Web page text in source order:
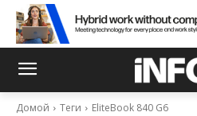
Домой Теги EliteBook 840 G6